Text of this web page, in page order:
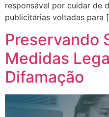
responsável por cuidar de
publicitárias voltadas para
Preservando
Medidas
Difamação